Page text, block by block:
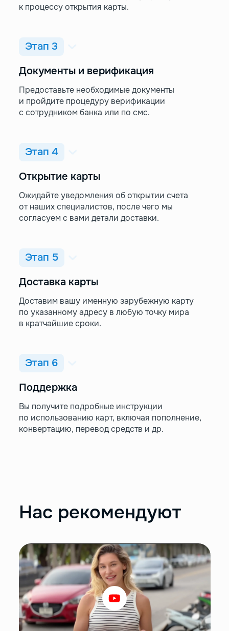
к процессу открытия карты.
Этап 3
Документы и верификация
Предоставьте необходимые документы
и пройдите процедуру верификации
с сотрудником банка или по смс.
Этап 4
Открытие карты
Ожидайте уведомления об открытии счета
от наших специалистов, после чего мы
согласуем с вами детали доставки.
Этап 5
Доставка карты
Доставим вашу именную зарубежную карту
по указанному адресу в любую точку мира
в кратчайшие сроки.
Этап 6
Поддержка
Вы получите подробные инструкции
по использованию карт, включая пополнение,
конвертацию, перевод средств и др.
Нас рекомендуют